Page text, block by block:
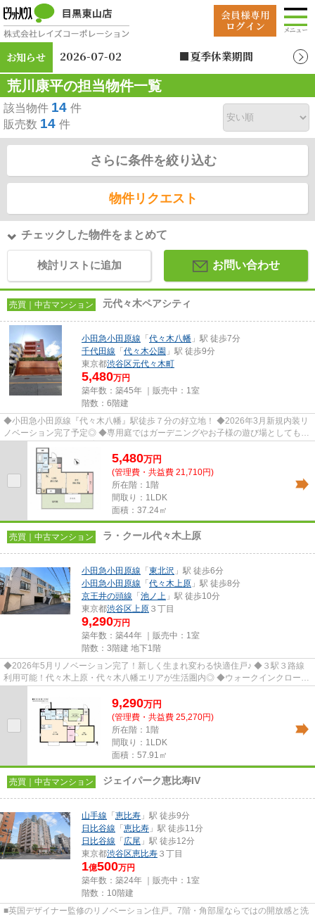
お知らせ 2026-07-02
■夏季休業期間
2026年8月12日（水）
（水）
荒川康平の担当物件一覧
該当物件 14 件
販売数 14 件
さらに条件を絞り込む
物件リクエスト
チェックした物件をまとめて
検討リストに追加 お問い合わせ
売買｜中古マンション 元代々木ペアシティ
小田急小田原線 「 代々木八幡 」駅 徒歩7分
千代田線 「 代々木公園 」駅 徒歩9分
東京都渋谷区元代々木町
5,480万円
築年数：築45年 ｜販売中： 1室
階数：6階建
◆小田急小田原線『代々木八幡』駅徒歩７分の好立地！ ◆2026年3月新規内装リ
ノベーション完了予定◎ ◆専用庭ではガーデニングやお子様の遊び場としてもご
5,480万円
(管理費・共益費 21,710円)
所在階：1階
間取り：1LDK
面積：37.24㎡
売買｜中古マンション ラ・クール代々木上原
小田急小田原線 「 東北沢 」駅 徒歩6分
小田急小田原線 「 代々木上原 」駅 徒歩8分
京王井の頭線 「 池ノ上 」駅 徒歩10分
東京都渋谷区上原 ３丁目
9,290万円
築年数：築44年 ｜販売中： 1室
階数：3階建 地下1階
◆2026年5月リノベーション完了！新しく生まれ変わる快適住戸♪ ◆３駅３路線
利用可能！代々木上原・代々木八幡エリアが生活圏内◎ ◆ウォークインクローゼ
9,290万円
(管理費・共益費 25,270円)
所在階：1階
間取り：1LDK
面積：57.91㎡
売買｜中古マンション ジェイパーク恵比寿IV
山手線 「 恵比寿 」駅 徒歩9分
日比谷線 「 恵比寿 」駅 徒歩11分
日比谷線 「 広尾 」駅 徒歩12分
東京都渋谷区恵比寿 ３丁目
1億500万円
築年数：築24年 ｜販売中： 1室
階数：10階建
■英国デザイナー監修のリノベーション住戸。7階・角部屋ならではの開放感と洗